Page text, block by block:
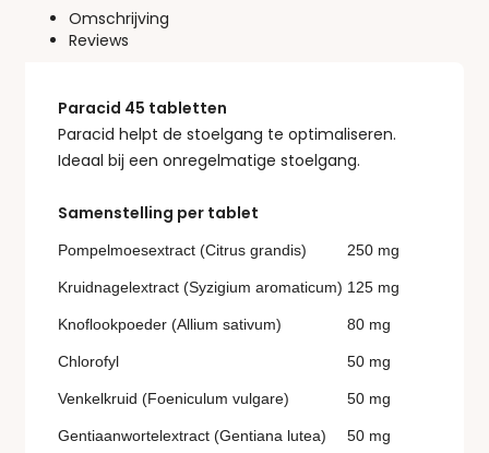
Omschrijving
Reviews
Paracid 45 tabletten
Paracid helpt de stoelgang te optimaliseren.
Ideaal bij een onregelmatige stoelgang.
Samenstelling per tablet
Pompelmoesextract (Citrus grandis) 250 mg
Kruidnagelextract (Syzigium aromaticum) 125 mg
Knoflookpoeder (Allium sativum) 80 mg
Chlorofyl 50 mg
Venkelkruid (Foeniculum vulgare) 50 mg
Gentiaanwortelextract (Gentiana lutea) 50 mg